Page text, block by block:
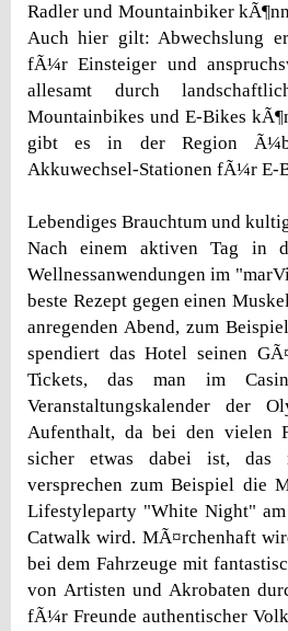
Radler und Mountainbiker
Auch hier gilt: Abwechslung
fÃ¼r Einsteiger und
allesamt durch
Mountainbikes und E-Bikes
gibt es in der Region
Akkuwechsel-Stationen fÃ¼r E-
Lebendiges Brauchtum und
Nach einem aktiven Tag in
Wellnessanwendungen im
beste Rezept gegen einen
anregenden Abend, zum
spendiert das Hotel seinen
Tickets, das man im
Veranstaltungskalender der
Aufenthalt, da bei den vielen
sicher etwas dabei ist, das
versprechen zum Beispiel die
Lifestyleparty "White Night"
Catwalk wird. MÃ¤rchenhaft
bei dem Fahrzeuge mit
von Artisten und Akrobaten
fÃ¼r Freunde authentischer